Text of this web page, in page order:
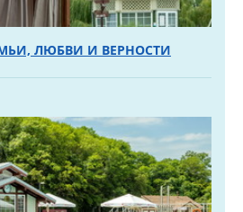
ЛЮБВИ И ВЕРНОСТИ